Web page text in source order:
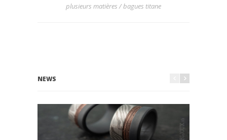
plusieurs matières / bagues titane
NEWS